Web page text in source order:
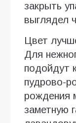
закрыть
выглядел
Цвет
Для
подойдут
пудрово-
рождения
заметную